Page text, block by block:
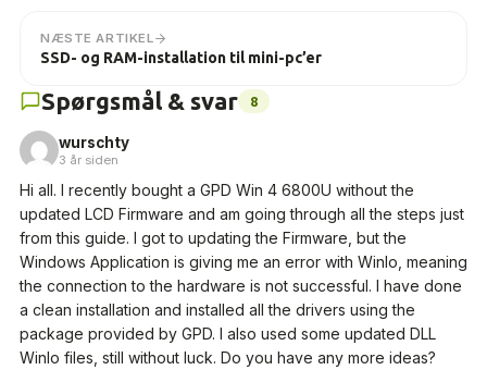
NÆSTE ARTIKEL
SSD- og RAM-installation til mini-pc’er
Spørgsmål & svar 8
wurschty
3 år siden
Hi all. I recently bought a GPD Win 4 6800U without the
updated LCD Firmware and am going through all the steps just
from this guide. I got to updating the Firmware, but the
Windows Application is giving me an error with WinIo, meaning
the connection to the hardware is not successful. I have done
a clean installation and installed all the drivers using the
package provided by GPD. I also used some updated DLL
WinIo files, still without luck. Do you have any more ideas?